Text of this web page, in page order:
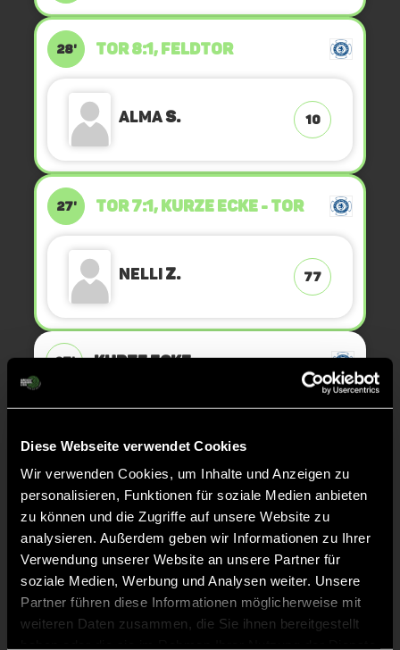
Diese Webseite verwendet Cookies
Wir verwenden Cookies, um Inhalte und Anzeigen zu
personalisieren, Funktionen für soziale Medien anbieten
zu können und die Zugriffe auf unsere Website zu
analysieren. Außerdem geben wir Informationen zu Ihrer
Verwendung unserer Website an unsere Partner für
soziale Medien, Werbung und Analysen weiter. Unsere
Partner führen diese Informationen möglicherweise mit
weiteren Daten zusammen, die Sie ihnen bereitgestellt
28' TOR 8:1, FELDTOR
AlmaS. 10
27' TOR 7:1, KURZE ECKE - TOR
NelliZ. 77
27' KURZE ECKE
26' KURZE ECKE
22' TOR 6:1, FELDTOR
Valentina Johanna
J.
21